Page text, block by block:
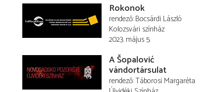
Rokonok
rendező Bocsárdi László
Kolozsvári színház
2023. május 5.
A Šopalović
vándortársulat
rendező Táborosi Margaréta